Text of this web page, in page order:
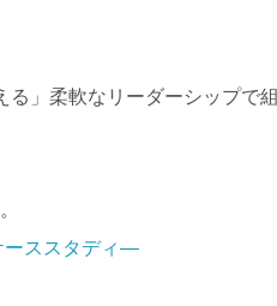
」柔軟なリーダーシップで組
ーススタディ—